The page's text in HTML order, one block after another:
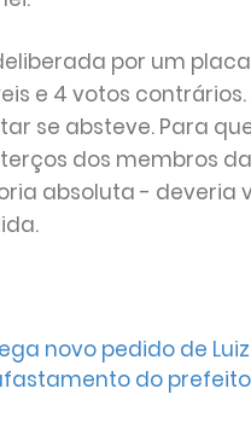
por um
e 4 votos contrários.
se absteve. Para
dos membros
absoluta - deveria
novo pedido de
do